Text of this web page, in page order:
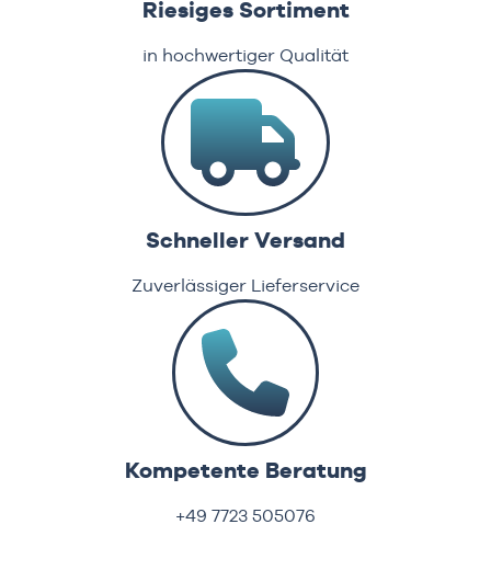
Riesiges Sortiment
in hochwertiger Qualität
Schneller Versand
Zuverlässiger Lieferservice
Kompetente Beratung
+49 7723 505076